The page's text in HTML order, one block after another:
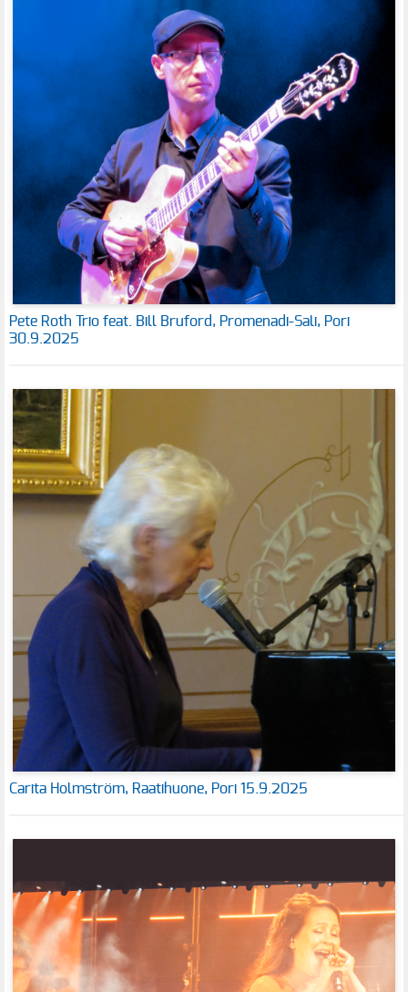
Pete Roth Trio feat. Bill Bruford, Promenadi-Sali, Pori
30.9.2025
Carita Holmström, Raatihuone, Pori 15.9.2025